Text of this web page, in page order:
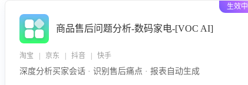
生效中
商品售后问题分析-数码家电-[VOC AI]
淘宝 | 京东 | 抖音 | 快手
深度分析买家会话 · 识别售后痛点 · 报表自动生成